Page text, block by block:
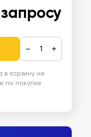
− +
в корзину не
по покупке